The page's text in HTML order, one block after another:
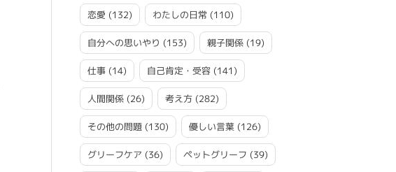
恋愛 (132) わたしの日常 (110)
自分への思いやり (153) 親子関係 (19)
仕事 (14) 自己肯定・受容 (141)
人間関係 (26) 考え方 (282)
その他の問題 (130) 優しい言葉 (126)
グリーフケア (36) ペットグリーフ (39)